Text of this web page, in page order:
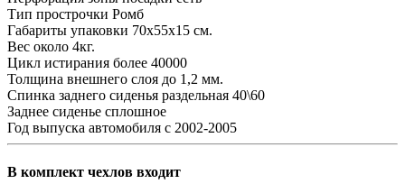
Тип прострочки Ромб
Габариты упаковки 70х55х15 см.
Вес около 4кг.
Цикл истирания более 40000
Толщина внешнего слоя до 1,2 мм.
Спинка заднего сиденья раздельная 40\60
Заднее сиденье сплошное
Год выпуска автомобиля с 2002-2005
В комплект чехлов входит